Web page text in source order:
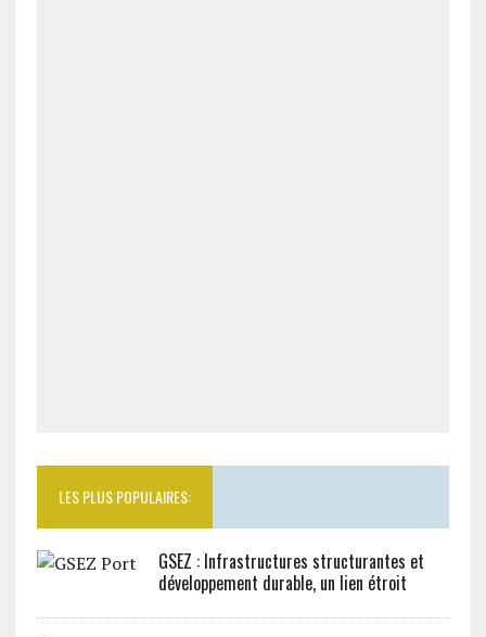
LES PLUS POPULAIRES:
GSEZ : Infrastructures structurantes et
développement durable, un lien étroit